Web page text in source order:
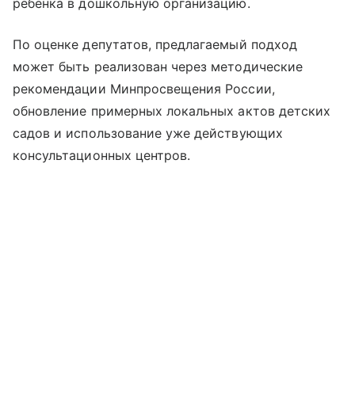
ребенка в дошкольную организацию.
По оценке депутатов, предлагаемый подход
может быть реализован через методические
рекомендации Минпросвещения России,
обновление примерных локальных актов детских
садов и использование уже действующих
консультационных центров.